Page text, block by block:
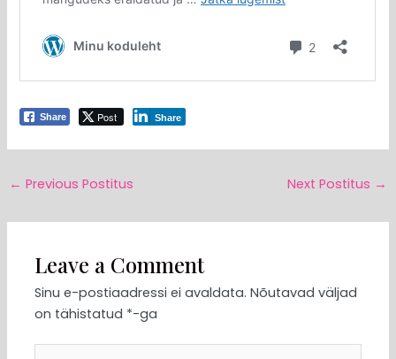
Share Post Share
← Previous Postitus Next Postitus →
Leave a Comment
Sinu e-postiaadressi ei avaldata. Nõutavad väljad
on tähistatud *-ga